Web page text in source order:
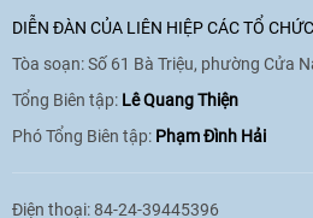
[Video]
Việt Nam xác
DIỄN ĐÀN CỦA LIÊN HIỆP CÁC TỔ
Tòa soạn: Số 61 Bà Triệu, phường Cửa
Tổng Biên tập: Lê Quang Thiện
Phó Tổng Biên tập: Phạm Đình Hải
Điện thoại: 84-24-39445396